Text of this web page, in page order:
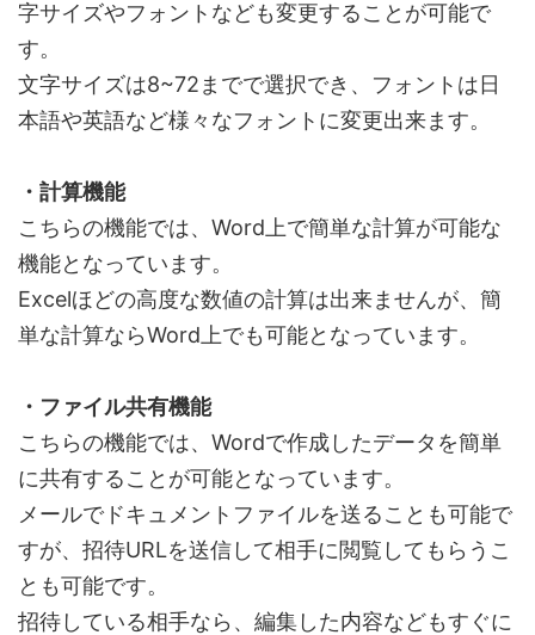
字サイズやフォントなども変更することが可能で
す。
文字サイズは8~72までで選択でき、フォントは日
本語や英語など様々なフォントに変更出来ます。
・計算機能
こちらの機能では、Word上で簡単な計算が可能な
機能となっています。
Excelほどの高度な数値の計算は出来ませんが、簡
単な計算ならWord上でも可能となっています。
・ファイル共有機能
こちらの機能では、Wordで作成したデータを簡単
に共有することが可能となっています。
メールでドキュメントファイルを送ることも可能で
すが、招待URLを送信して相手に閲覧してもらうこ
とも可能です。
招待している相手なら、編集した内容などもすぐに